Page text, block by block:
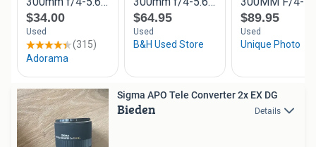
Sigma APO Tele Converter 2x EX DG
Bieden Details